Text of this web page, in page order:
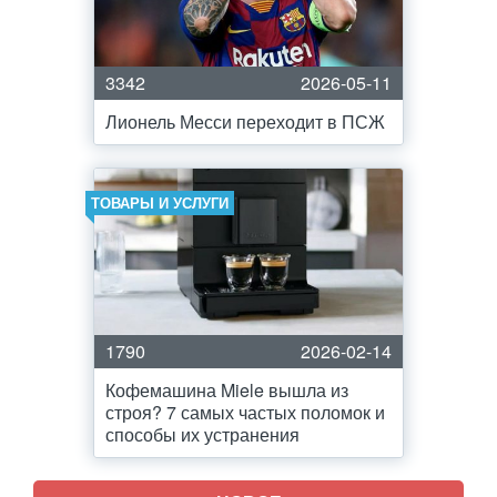
3342
2026-05-11
Лионель Месси переходит в ПСЖ
ТОВАРЫ И УСЛУГИ
1790
2026-02-14
Кофемашина Miele вышла из
строя? 7 самых частых поломок и
способы их устранения